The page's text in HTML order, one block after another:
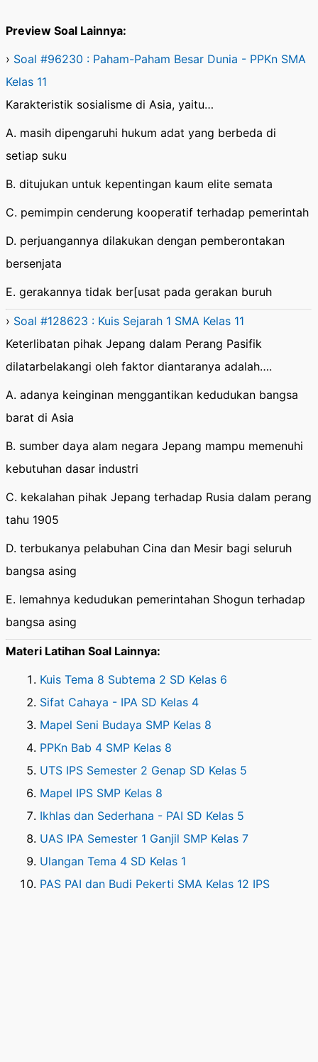
Preview Soal Lainnya:
› Soal #96230 : Paham-Paham Besar Dunia - PPKn SMA
Kelas 11
Karakteristik sosialisme di Asia, yaitu…
A. masih dipengaruhi hukum adat yang berbeda di
setiap suku
B. ditujukan untuk kepentingan kaum elite semata
C. pemimpin cenderung kooperatif terhadap pemerintah
D. perjuangannya dilakukan dengan pemberontakan
bersenjata
E. gerakannya tidak ber[usat pada gerakan buruh
› Soal #128623 : Kuis Sejarah 1 SMA Kelas 11
Keterlibatan pihak Jepang dalam Perang Pasifik
dilatarbelakangi oleh faktor diantaranya adalah….
A. adanya keinginan menggantikan kedudukan bangsa
barat di Asia
B. sumber daya alam negara Jepang mampu memenuhi
kebutuhan dasar industri
C. kekalahan pihak Jepang terhadap Rusia dalam perang
tahu 1905
D. terbukanya pelabuhan Cina dan Mesir bagi seluruh
bangsa asing
E. lemahnya kedudukan pemerintahan Shogun terhadap
bangsa asing
Materi Latihan Soal Lainnya:
Kuis Tema 8 Subtema 2 SD Kelas 6
Sifat Cahaya - IPA SD Kelas 4
Mapel Seni Budaya SMP Kelas 8
PPKn Bab 4 SMP Kelas 8
UTS IPS Semester 2 Genap SD Kelas 5
Mapel IPS SMP Kelas 8
Ikhlas dan Sederhana - PAI SD Kelas 5
UAS IPA Semester 1 Ganjil SMP Kelas 7
Ulangan Tema 4 SD Kelas 1
PAS PAI dan Budi Pekerti SMA Kelas 12 IPS